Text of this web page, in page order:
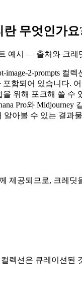
란 무엇인가요
예시 — 출처와 크레
image-2-prompts
함되어 있습니다.
위해 포크해 쓸 수
Pro와
알아볼 수 있는 결
제공되므로, 크레
렉션은 큐레이션된